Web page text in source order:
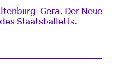
Gera. Der Neue
Staatsballetts.